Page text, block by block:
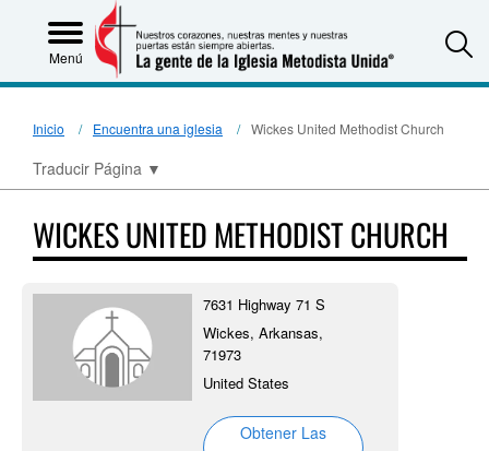
Menú
Inicio Encuentra una iglesia Wickes United Methodist Church
Traducir Página ▼
WICKES UNITED METHODIST CHURCH
7631 Highway 71 S
Wickes, Arkansas,
71973
United States
Obtener Las